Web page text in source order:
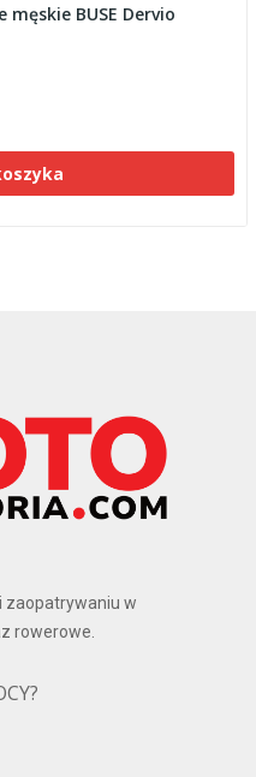
BUSE Dervio
zaopatrywaniu w
rowerowe.